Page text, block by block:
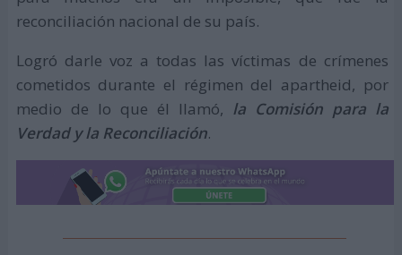
reconciliación nacional de su país.
Logró darle voz a todas las víctimas de crímenes
cometidos durante el régimen del apartheid, por
medio de lo que él llamó, la Comisión para la
Verdad y la Reconciliación.